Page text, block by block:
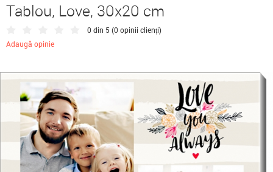
Tablou, Love, 30x20 cm
0 din 5 (0 opinii clienți)
Adaugă opinie